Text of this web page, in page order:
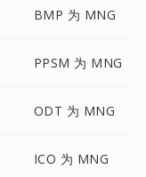
BMP 为 MNG
PPSM 为 MNG
ODT 为 MNG
ICO 为 MNG